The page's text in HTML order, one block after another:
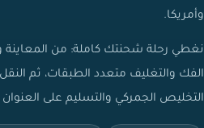
وأمريكا.
نغطي رحلة شحنتك كاملة: من المعاينة
الفك والتغليف متعدد الطبقات، ثم النقل
التخليص الجمركي والتسليم على العنوان